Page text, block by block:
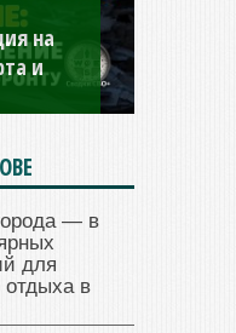
на
и
— в
для
отдыха в